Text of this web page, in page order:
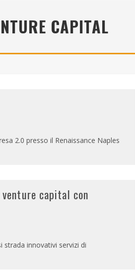
HANDS #SENZATIMORE #IGERS
CAPITAL
2.0 presso il Renaissance Naples
capital con
strada innovativi servizi di